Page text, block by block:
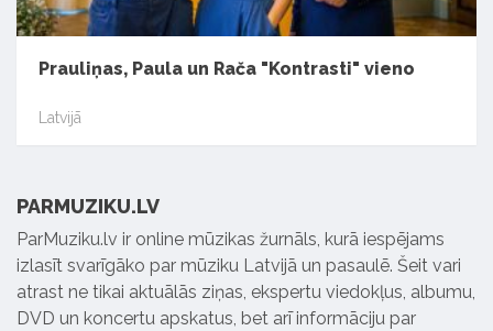
Prauliņas, Paula un Rača "Kontrasti" vieno
Latvijā
PARMUZIKU.LV
ParMuziku.lv ir online mūzikas žurnāls, kurā iespējams
izlasīt svarīgāko par mūziku Latvijā un pasaulē. Šeit vari
atrast ne tikai aktuālās ziņas, ekspertu viedokļus, albumu,
DVD un koncertu apskatus, bet arī informāciju par